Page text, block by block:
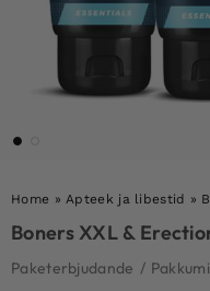
Home » Apteek ja libestid »
Boners XXL &
Paketerbjudande /